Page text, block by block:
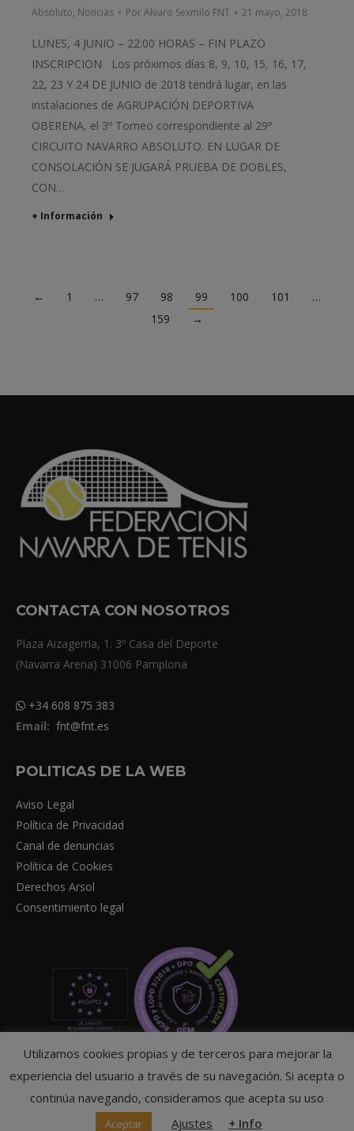
Absoluto, Noticias PorAlvaro Sexmilo FNT 21 mayo, 2018
LUNES, 4 JUNIO – 22:00 HORAS – FIN PLAZO
INSCRIPCION Los próximos días 8, 9, 10, 15, 16, 17,
22, 23 Y 24 DE JUNIO de 2018 tendrá lugar, en las
instalaciones de AGRUPACIÓN DEPORTIVA
OBERENA, el 3º Torneo correspondiente al 29º
CIRCUITO NAVARRO ABSOLUTO. EN LUGAR DE
CONSOLACIÓN SE JUGARÁ PRUEBA DE DOBLES,
CON…
+ Información
← 1 … 97 98 99 100 101
…
159
→
CONTACTA CON NOSOTROS
Plaza Aizagerria, 1. 3º Casa del Deporte
(Navarra Arena) 31006 Pamplona
+34 608 875 383
Email: fnt@fnt.es
POLITICAS DE LA WEB
Aviso Legal
Política de Privacidad
Canal de denuncias
Política de Cookies
Derechos Arsol
Consentimiento legal
© Federación Navarra de Tenis
Utilizamos cookies propias y de terceros para mejorar la
experiencia del usuario a través de su navegación. Si acepta o
continúa navegando, consideramos que acepta su uso
Aceptar Ajustes + Info